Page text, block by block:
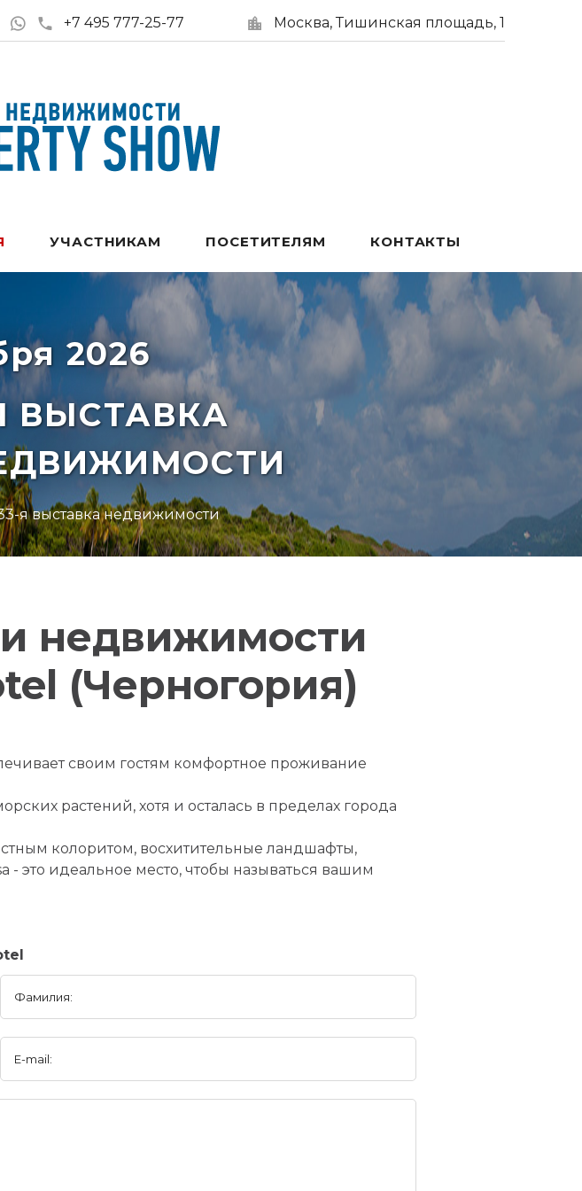
+7 495 777-25-77 Москва, Тишинская площадь, 1
УЧАСТНИКАМ ПОСЕТИТЕЛЯМ КОНТАКТЫ
2026
ВЫСТАВКА
я выставка недвижимости
недвижимости
(Черногория)
своим гостям комфортное проживание
растений, хотя и осталась в пределах города
колоритом, восхитительные ландшафты,
это идеальное место, чтобы называться вашим
Фамилия:
E-mail: